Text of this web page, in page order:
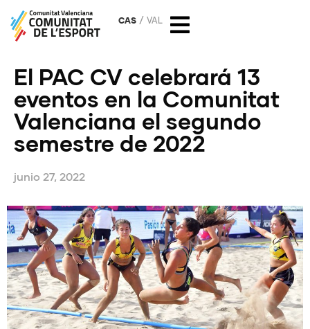
CAS VAL
El PAC CV celebrará 13
eventos en la Comunitat
Valenciana el segundo
semestre de 2022
junio 27, 2022